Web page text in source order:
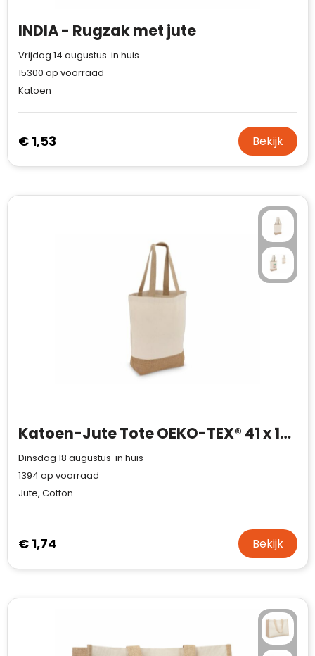
INDIA - Rugzak met jute
Vrijdag 14 augustus in huis
15300 op voorraad
Katoen
€ 1,53 Bekijk
Katoen-Jute Tote OEKO-TEX® 41 x 13 x 41cm 320g/m²
Dinsdag 18 augustus in huis
1394 op voorraad
Jute, Cotton
€ 1,74 Bekijk